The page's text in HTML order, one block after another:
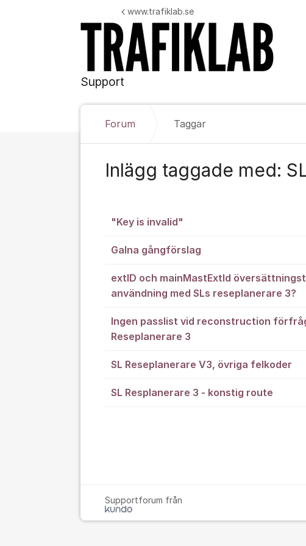
Support
www.trafiklab.se
Forum Taggar
Inlägg taggade med:
"Key is invalid"
Galna gångförslag
extID och mainMastExtId
användning med SLs reseplanerare 3?
Ingen passlist vid reconstruction
Reseplanerare 3
SL Reseplanerare V3, övriga felkoder
SL Resplanerare 3 - konstig route
Supportforum från